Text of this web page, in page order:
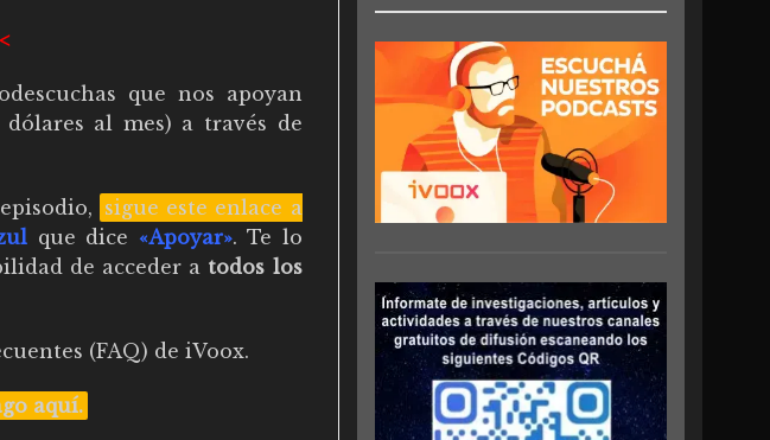
que nos apoyan
al mes) a través de
sigue este enlace a
que dice «Apoyar». Te lo
de acceder a todos los
(FAQ) de iVoox.
aquí.